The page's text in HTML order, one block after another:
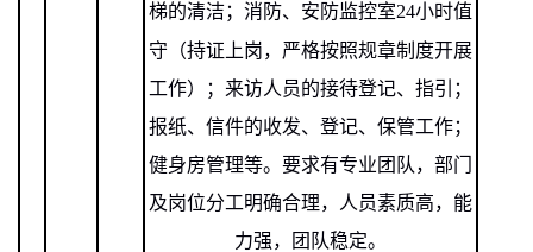
梯的清洁；消防、安防监控室24小时值
守（持证上岗，严格按照规章制度开展
工作）；来访人员的接待登记、指引；
报纸、信件的收发、登记、保管工作；
健身房管理等。要求有专业团队，部门
及岗位分工明确合理，人员素质高，能
力强，团队稳定。